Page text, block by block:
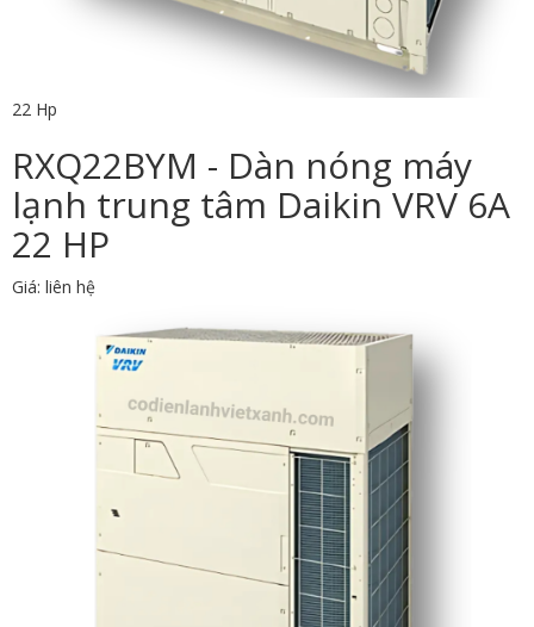
22 Hp
RXQ22BYM - Dàn nóng máy
lạnh trung tâm Daikin VRV 6A
22 HP
Giá: liên hệ